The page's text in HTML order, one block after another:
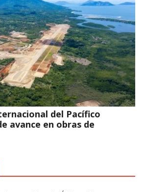
del Pacífico
avance en obras de